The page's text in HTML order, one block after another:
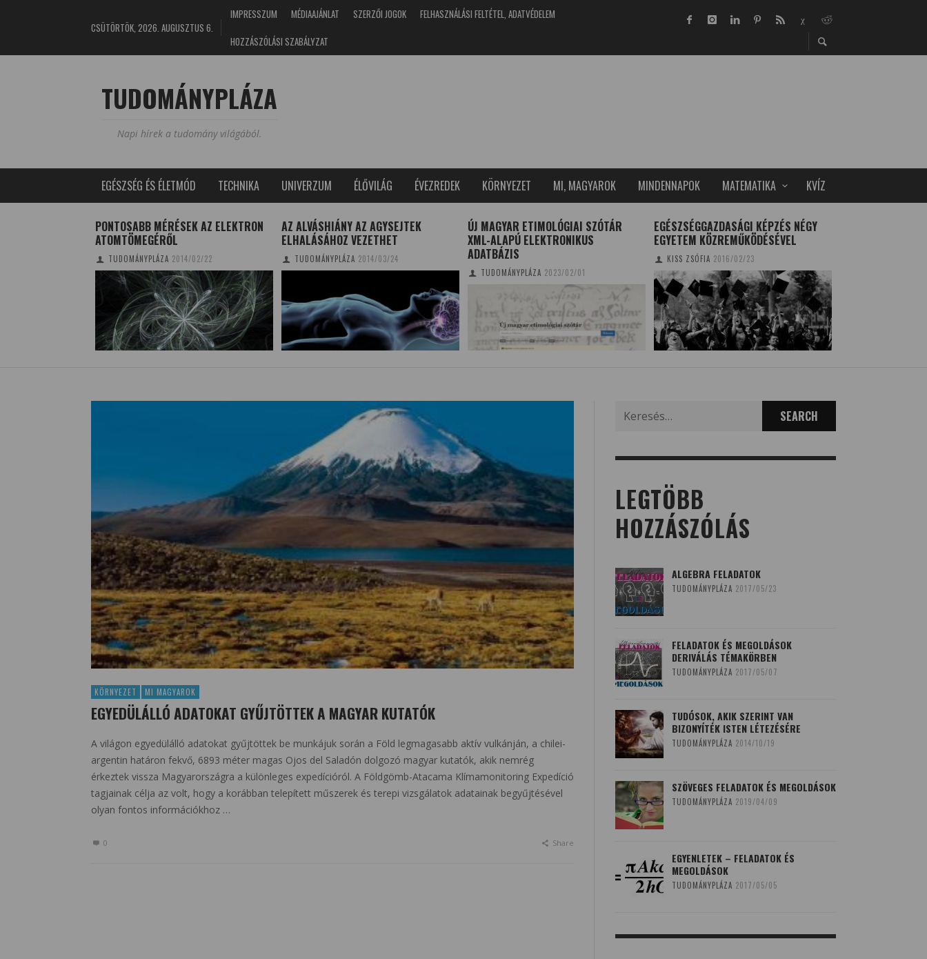
CSÜTÖRTÖK, 2026. AUGUSZTUS 6.
IMPRESSZUM MÉDIAAJÁNLAT SZERZŐI JOGOK
FELHASZNÁLÁSI FELTÉTEL, ADATVÉDELEM
HOZZÁSZÓLÁSI SZABÁLYZAT
TUDOMÁNYPLÁZA
Napi hírek a tudomány világából.
EGÉSZSÉG ÉS ÉLETMÓD TECHNIKA UNIVERZUM ÉLŐVILÁG ÉVEZREDEK KÖRNYEZET MI, MAGYAROK MINDENNAPOK MATEMATIKA KVÍZ
PONTOSABB MÉRÉSEK AZ ELEKTRON
ATOMTÖMEGÉRŐL
TUDOMÁNYPLÁZA 2014/02/22
AZ ALVÁSHIÁNY AZ AGYSEJTEK
ELHALÁSÁHOZ VEZETHET
TUDOMÁNYPLÁZA 2014/03/24
ÚJ MAGYAR ETIMOLÓGIAI SZÓTÁR
XML-ALAPÚ ELEKTRONIKUS
ADATBÁZIS
TUDOMÁNYPLÁZA 2023/02/01
EGÉSZSÉGGAZDASÁGI KÉPZÉS NÉGY
EGYETEM KÖZREMŰKÖDÉSÉVEL
KISS ZSÓFIA 2016/02/23
KÖRNYEZET MI MAGYAROK
EGYEDÜLÁLLÓ ADATOKAT GYŰJTÖTTEK A MAGYAR KUTATÓK
A világon egyedülálló adatokat gyűjtöttek be munkájuk során a Föld legmagasabb aktív vulkánján, a chilei-
argentin határon fekvő, 6893 méter magas Ojos del Saladón dolgozó magyar kutatók, akik nemrég
érkeztek vissza Magyarországra a különleges expedícióról. A Földgömb-Atacama Klímamonitoring Expedíció
tagjainak célja az volt, hogy a korábban telepített műszerek és terepi vizsgálatok adatainak begyűjtésével
olyan fontos információkhoz …
0 Share
for:
LEGTÖBB
HOZZÁSZÓLÁS
ALGEBRA FELADATOK
TUDOMÁNYPLÁZA 2017/05/23
FELADATOK ÉS MEGOLDÁSOK
DERIVÁLÁS TÉMAKÖRBEN
TUDOMÁNYPLÁZA 2017/05/07
TUDÓSOK, AKIK SZERINT VAN
BIZONYÍTÉK ISTEN LÉTEZÉSÉRE
TUDOMÁNYPLÁZA 2014/10/19
SZÖVEGES FELADATOK ÉS MEGOLDÁSOK
TUDOMÁNYPLÁZA 2019/04/09
EGYENLETEK – FELADATOK ÉS
MEGOLDÁSOK
TUDOMÁNYPLÁZA 2017/05/05